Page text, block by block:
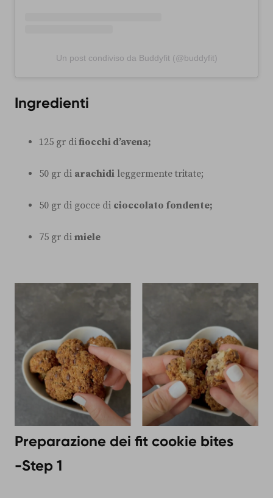
Un post condiviso da Buddyfit (@buddyfit)
Ingredienti
125 gr difiocchi d’avena;
50 gr di arachidi leggermente tritate;
50 gr di gocce di cioccolato fondente;
75 gr di miele
Preparazione dei fit cookie bites
-Step 1